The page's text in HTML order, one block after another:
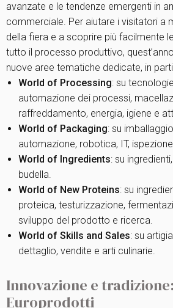
avanzate e le tendenze emergenti in
commerciale. Per aiutare i visitatori a
della fiera e a scoprire più facilmente
tutto il processo produttivo,
nuove aree tematiche dedicate, in
World of Processing: su
automazione dei processi,
raffreddamento, energia, igiene e
World of Packaging: su
automazione, robotica, IT,
World of Ingredients: su
budella.
World of New Proteins: su
proteica, testurizzazione,
sviluppo del prodotto e ricerca.
World of Skills and Sales: su
dettaglio, vendite e arti culinarie.
Innovazione e
Europrodotti